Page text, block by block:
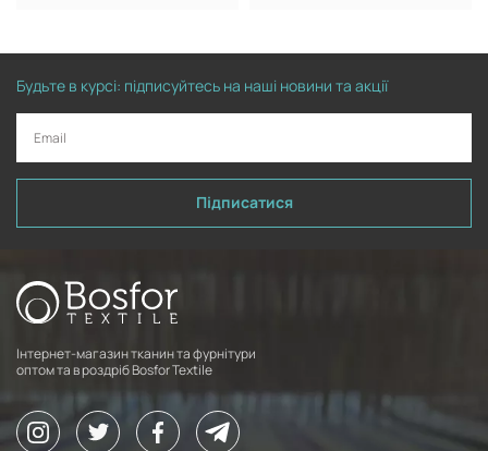
Будьте в курсі: підписуйтесь на наші новини та акції
Підписатися
Інтернет-магазин тканин та фурнітури
оптом та в роздріб Bosfor Textile